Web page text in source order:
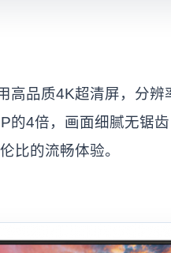
高品质4K超清屏，分辨
4倍，画面细腻无锯齿
比的流畅体验。